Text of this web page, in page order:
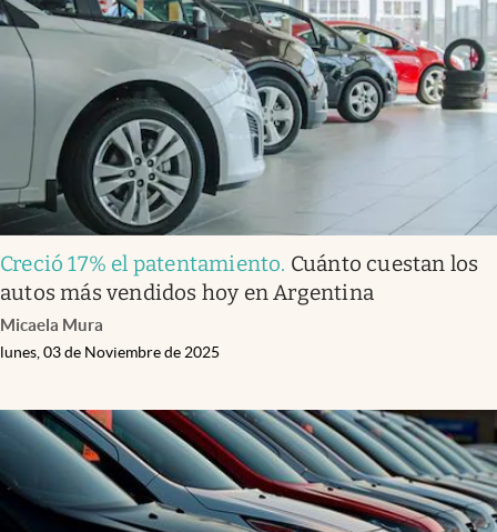
Infotechnology
Mundial 2026
Eventos Corporativos
El Cronista Studio
Mediakit
abre en nueva pestaña
Argentina
Creció 17% el patentamiento. Cuánto cuestan los
autos más vendidos hoy en Argentina
Micaela Mura
lunes, 03 de Noviembre de 2025